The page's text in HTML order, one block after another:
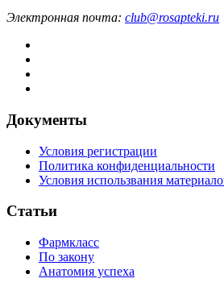
Электронная почта: club@rosapteki.ru
Документы
Условия регистрации
Политика конфиденциальности
Условия использвания
Статьи
Фармкласс
По закону
Анатомия успеха